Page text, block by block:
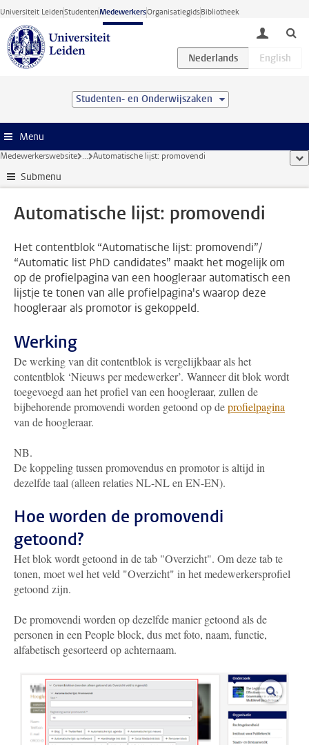
Ga direct naar de inhoud
Universiteit LeidenStudentenMedewerkersOrganisatiegidsBibliotheek
toggle
Studenten- en Onderwijszaken
Menu
Medewerkerswebsite ... Automatische lijst: promovendi
Submenu
Automatische lijst: promovendi
Het contentblok “Automatische lijst: promovendi”/
“Automatic list PhD candidates” maakt het mogelijk om
op de profielpagina van een hoogleraar automatisch een
lijstje te tonen van alle profielpagina's waarop deze
hoogleraar als promotor is gekoppeld.
Werking
De werking van dit contentblok is vergelijkbaar als het
contentblok ‘Nieuws per medewerker’. Wanneer dit blok wordt
toegevoegd aan het profiel van een hoogleraar, zullen de
bijbehorende promovendi worden getoond op deprofielpagina
van de hoogleraar.
NB.
De koppeling tussen promovendus en promotor is altijd in
dezelfde taal (alleen relaties NL-NL en EN-EN).
Hoe worden de promovendi
getoond?
Het blok wordt getoond in de tab "Overzicht". Om deze tab te
tonen, moet wel het veld "Overzicht" in het medewerkersprofiel
getoond zijn.
De promovendi worden op dezelfde manier getoond als de
personen in een People block, dus met foto, naam, functie,
alfabetisch gesorteerd op achternaam.